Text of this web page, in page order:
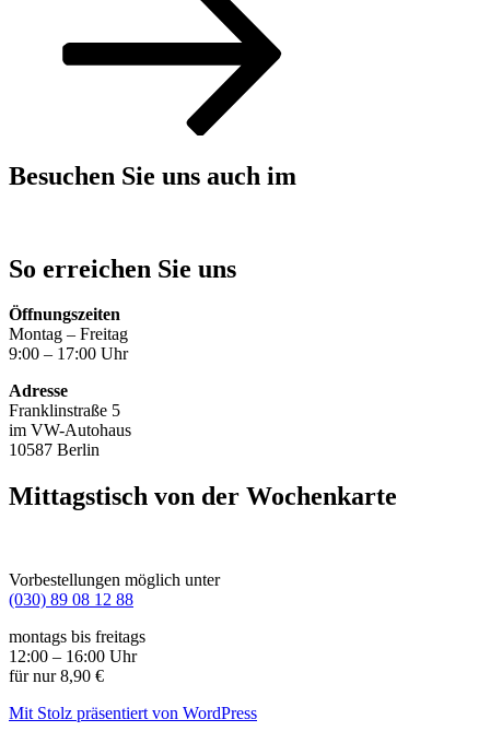
Besuchen Sie uns auch im
So erreichen Sie uns
Öffnungszeiten
Montag – Freitag
9:00 – 17:00 Uhr
Adresse
Franklinstraße 5
im VW-Autohaus
10587 Berlin
Mittagstisch von der Wochenkarte
Vorbestellungen möglich unter
(030) 89 08 12 88
montags bis freitags
12:00 – 16:00 Uhr
für nur 8,90 €
Mit Stolz präsentiert von WordPress